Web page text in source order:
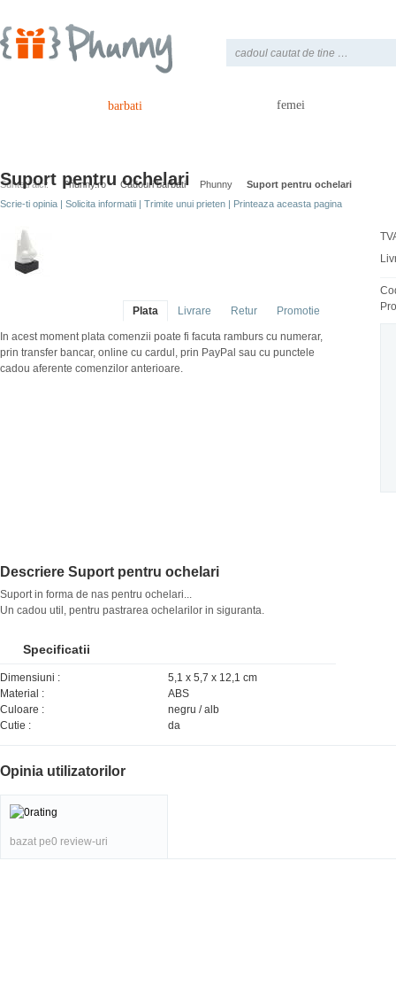
barbati femei
Sunteti aici: Phunny.ro Cadouri barbati Phunny Suport pentru ochelari
Suport pentru ochelari
Scrie-ti opinia | Solicita informatii | Trimite unui prieten | Printeaza aceasta pagina
Plata Livrare Retur Promotie
In acest moment plata comenzii poate fi facuta ramburs cu numerar,
prin transfer bancar, online cu cardul, prin PayPal sau cu punctele
cadou aferente comenzilor anterioare.
Descriere Suport pentru ochelari
Suport in forma de nas pentru ochelari...
Un cadou util, pentru pastrarea ochelarilor in siguranta.
Specificatii
Dimensiuni :
5,1 x 5,7 x 12,1 cm
Material :
ABS
Culoare :
negru / alb
Cutie :
da
Opinia utilizatorilor
bazat pe0 review-uri